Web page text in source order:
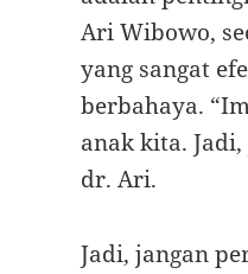
Ari Wibowo,
yang sangat
berbahaya.
anak kita.
dr. Ari.
Jadi, jangan